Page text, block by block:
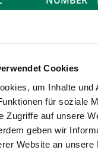
Cookies
um Inhalte und
für soziale
Zugriffe auf unsere
geben wir
Website an unsere
287,61
12,84
staff